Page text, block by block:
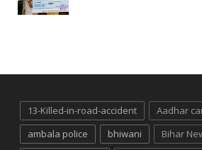
13-Killed-in-road-accident Aadhar
ambala police
bhiwani
Bihar